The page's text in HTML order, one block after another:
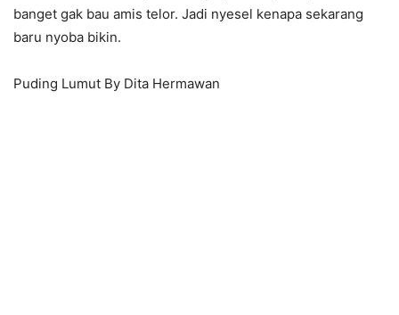
banget gak bau amis telor. Jadi nyesel kenapa sekarang
baru nyoba bikin.
Puding Lumut By Dita Hermawan